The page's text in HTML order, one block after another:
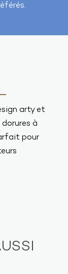
arty et
à
pour